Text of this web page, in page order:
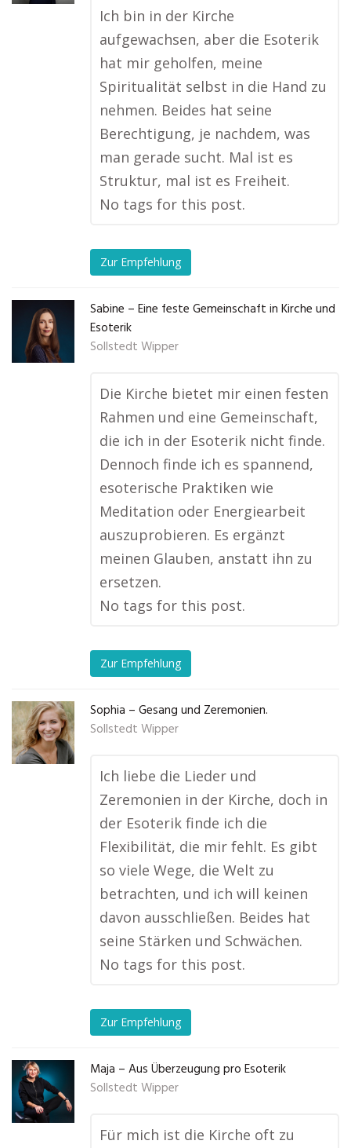
Ich bin in der Kirche
aufgewachsen, aber die Esoterik
hat mir geholfen, meine
Spiritualität selbst in die Hand zu
nehmen. Beides hat seine
Berechtigung, je nachdem, was
man gerade sucht. Mal ist es
Struktur, mal ist es Freiheit.
No tags for this post.
Zur Empfehlung
Sabine – Eine feste Gemeinschaft in Kirche und
Esoterik
Sollstedt Wipper
Die Kirche bietet mir einen festen
Rahmen und eine Gemeinschaft,
die ich in der Esoterik nicht finde.
Dennoch finde ich es spannend,
esoterische Praktiken wie
Meditation oder Energiearbeit
auszuprobieren. Es ergänzt
meinen Glauben, anstatt ihn zu
ersetzen.
No tags for this post.
Zur Empfehlung
Sophia – Gesang und Zeremonien.
Sollstedt Wipper
Ich liebe die Lieder und
Zeremonien in der Kirche, doch in
der Esoterik finde ich die
Flexibilität, die mir fehlt. Es gibt
so viele Wege, die Welt zu
betrachten, und ich will keinen
davon ausschließen. Beides hat
seine Stärken und Schwächen.
No tags for this post.
Zur Empfehlung
Maja – Aus Überzeugung pro Esoterik
Sollstedt Wipper
Für mich ist die Kirche oft zu